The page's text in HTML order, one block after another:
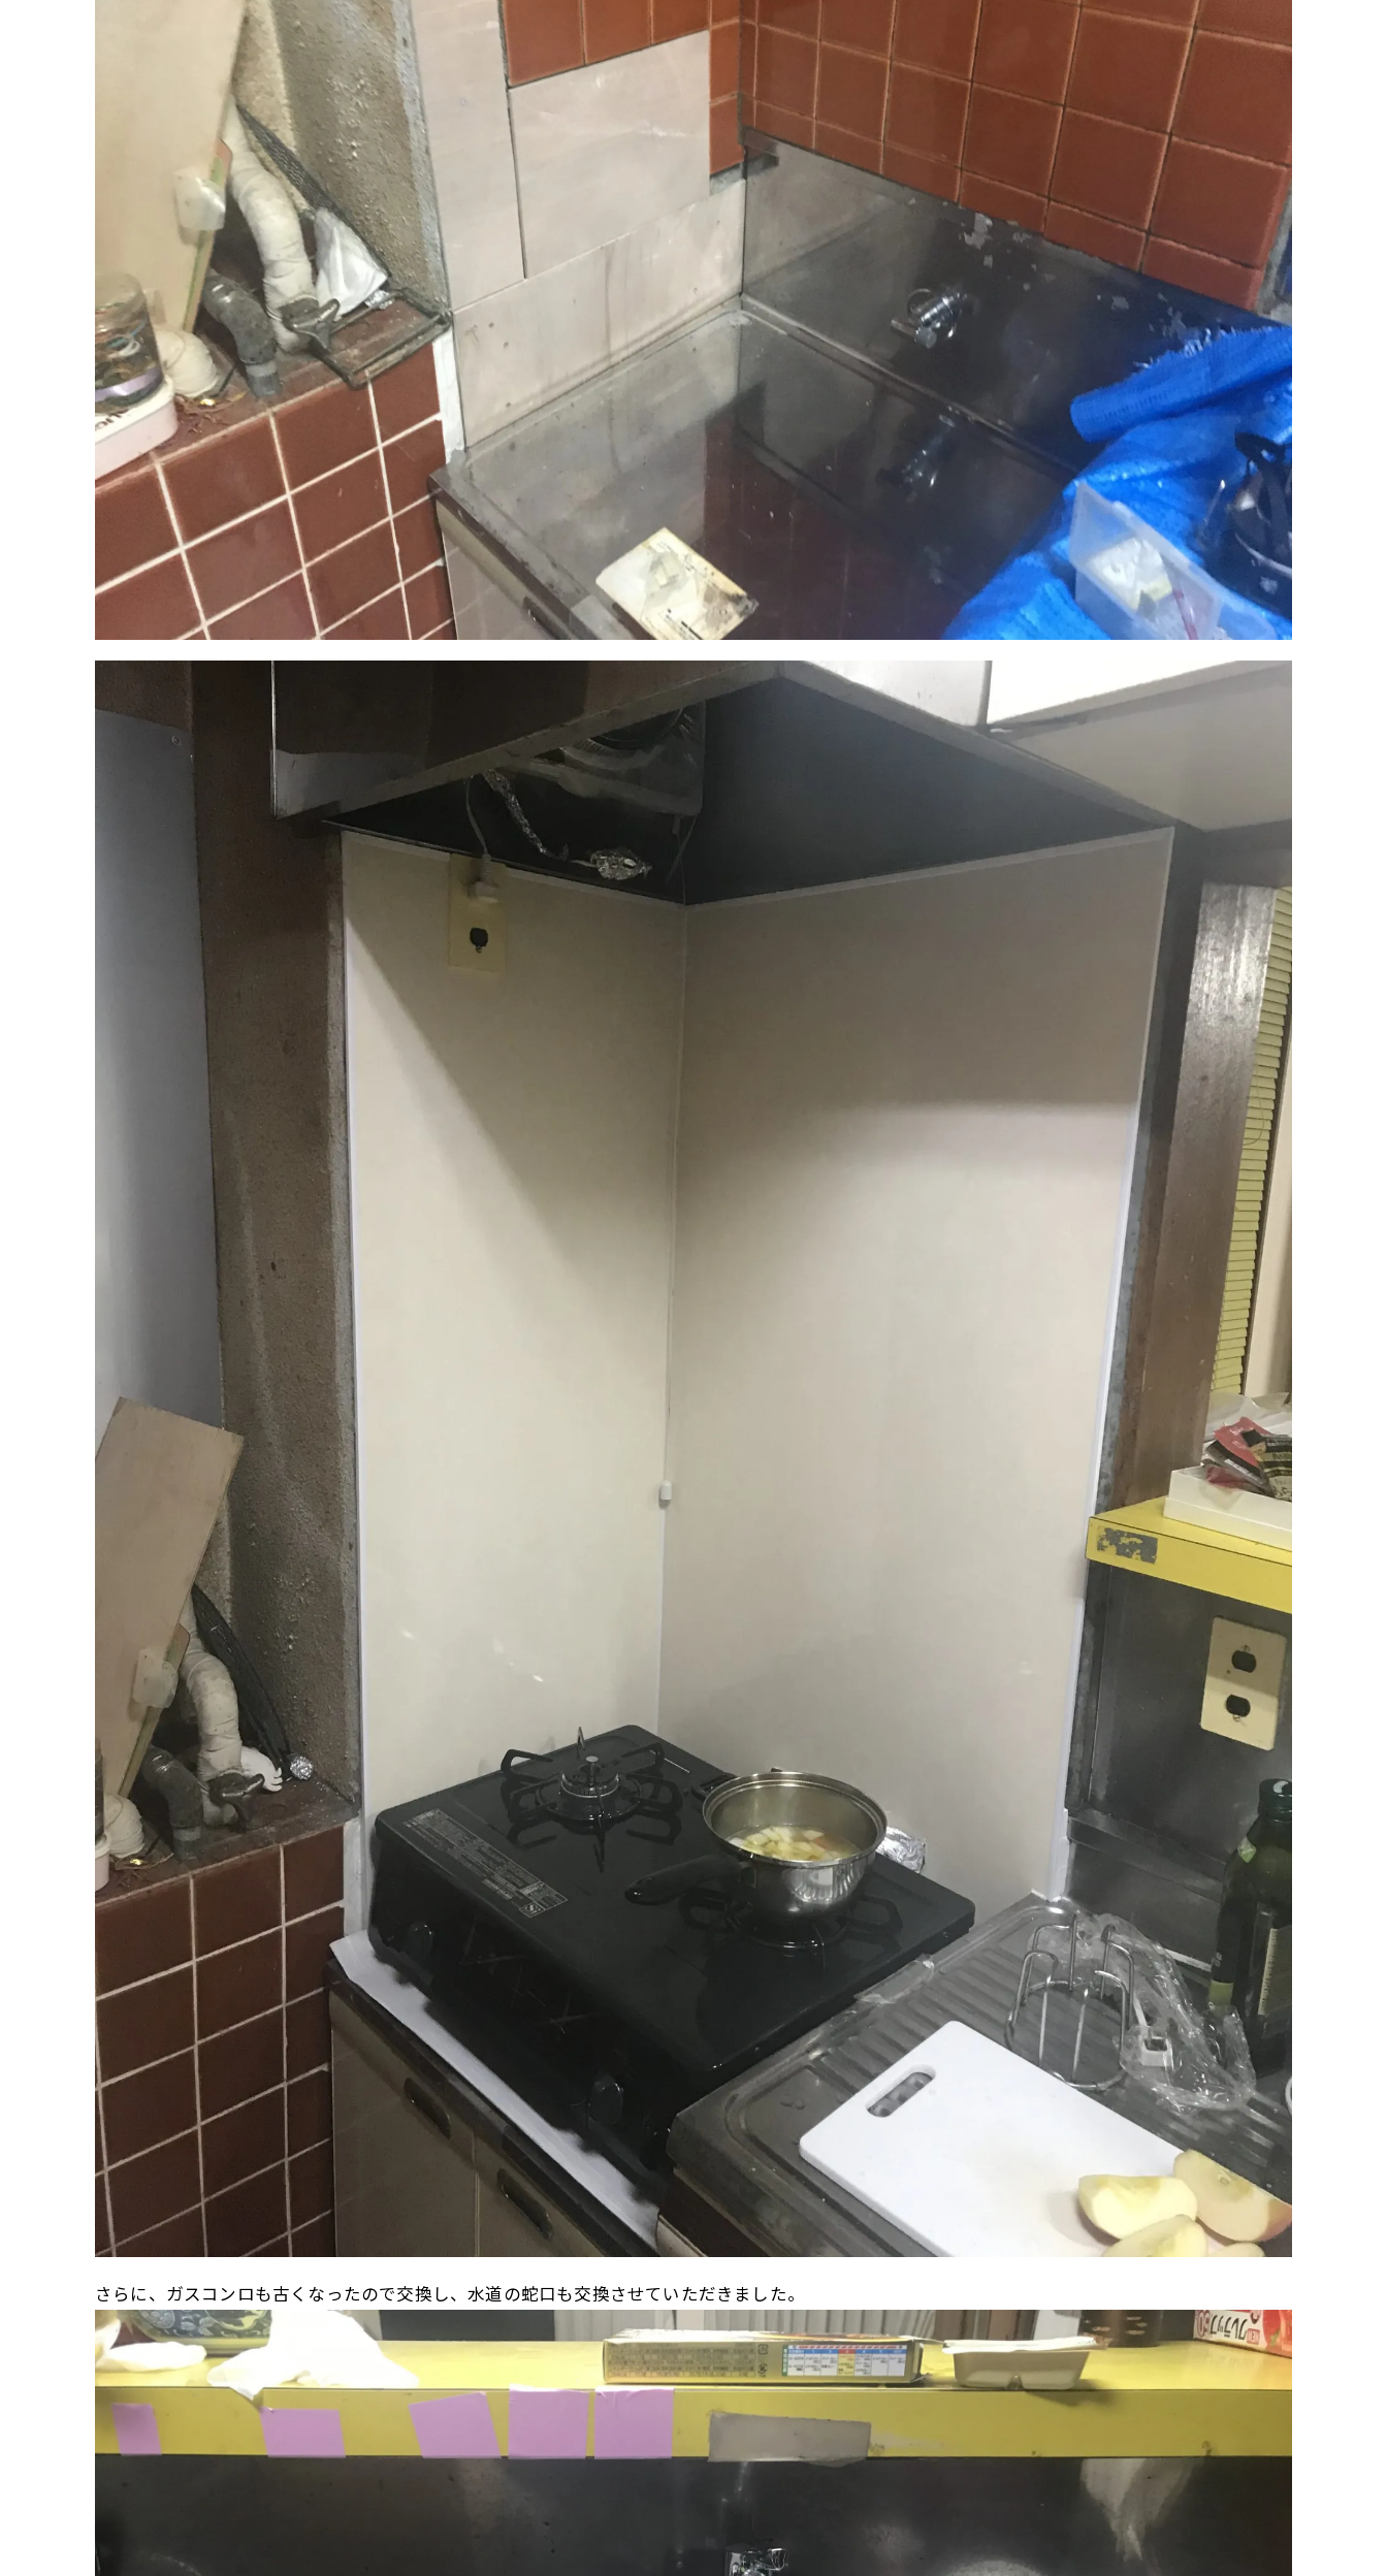
さらに、ガスコンロも古くなったので交換し、水道の蛇口も交換させていただきました。